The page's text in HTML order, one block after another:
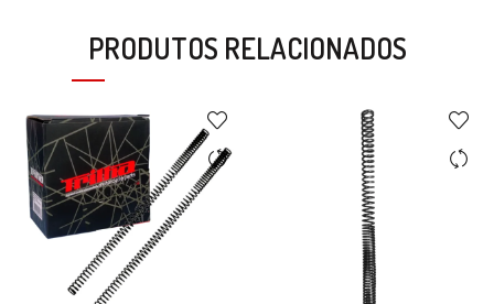
PRODUTOS RELACIONADOS